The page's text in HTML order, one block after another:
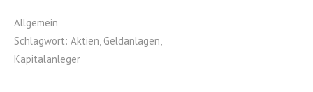
Allgemein
Schlagwort: Aktien, Geldanlagen,
Kapitalanleger